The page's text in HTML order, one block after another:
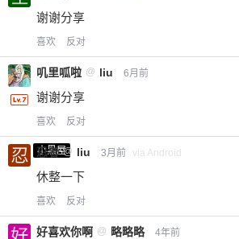
谢谢分享
喜欢 反对
叽里呱啦 @ liu 6月前
谢谢分享
喜欢 反对
小黑屋
忍者 @ liu 3月前 via Android
休整一下
喜欢 反对
好喜欢你啊 @ 略略略 4年前